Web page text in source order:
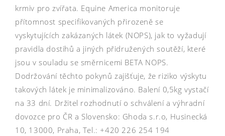
krmiv pro zvířata. Equine America monitoruje
přítomnost specifikovaných přirozeně se
vyskytujících zakázaných látek (NOPS), jak to vyžadují
pravidla dostihů a jiných přidružených soutěží, které
jsou v souladu se směrnicemi BETA NOPS.
Dodržování těchto pokynů zajišťuje, že riziko výskytu
takových látek je minimalizováno. Balení 0,5kg vystačí
na 33 dní. Držitel rozhodnutí o schválení a výhradní
dovozce pro ČR a Slovensko: Ghoda s.r.o, Husinecká
10, 13000, Praha, Tel.: +420 226 254 194